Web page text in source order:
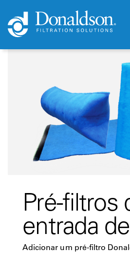
Pré-filtros
entrada
Adicionar um pré-filtro